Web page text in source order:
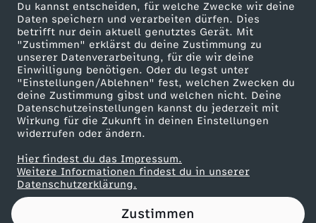
Du kannst entscheiden, für welche Zwecke wir deine
Daten speichern und verarbeiten dürfen. Dies
betrifft nur dein aktuell genutztes Gerät. Mit
"Zustimmen" erklärst du deine Zustimmung zu
unserer Datenverarbeitung, für die wir deine
Einwilligung benötigen. Oder du legst unter
"Einstellungen/Ablehnen" fest, welchen Zwecken du
deine Zustimmung gibst und welchen nicht. Deine
Datenschutzeinstellungen kannst du jederzeit mit
Wirkung für die Zukunft in deinen Einstellungen
widerrufen oder ändern.
Hier findest du das Impressum.
Weitere Informationen findest du in unserer
Datenschutzerklärung.
Zustimmen
e
e
u
r
e
F
ZDF goes Schule
Werbefernsehen
Mainzelmännchen
Partner